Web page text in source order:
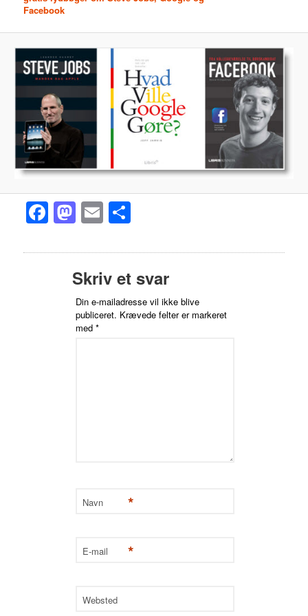
Facebook
FacebookMastodonEmail
Skriv et svar
Din e-mailadresse vil ikke blive
publiceret. Krævede felter er markeret
med *
Navn *
E-mail *
Websted